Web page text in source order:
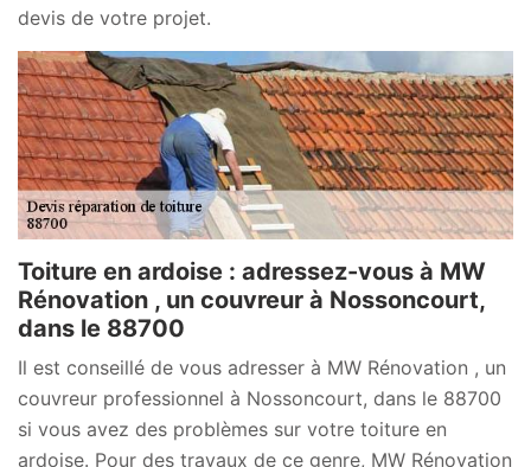
devis de votre projet.
Toiture en ardoise : adressez-vous à MW
Rénovation , un couvreur à Nossoncourt,
dans le 88700
Il est conseillé de vous adresser à MW Rénovation , un
couvreur professionnel à Nossoncourt, dans le 88700
si vous avez des problèmes sur votre toiture en
ardoise. Pour des travaux de ce genre, MW Rénovation